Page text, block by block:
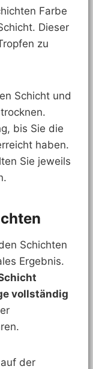
Farbe
Dieser
zu
Schicht und
bis Sie die
haben.
Sie jeweils
Schichten
Ergebnis.
vollständig
der